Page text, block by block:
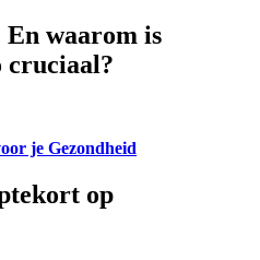
waarom is
cruciaal?
je Gezondheid
op